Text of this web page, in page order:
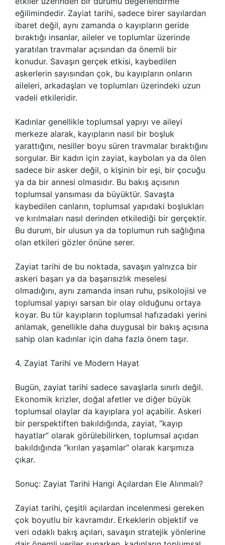
eğilimindedir. Zayiat tarihi, sadece birer sayılardan
ibaret değil, aynı zamanda o kayıpların geride
bıraktığı insanlar, aileler ve toplumlar üzerinde
yaratılan travmalar açısından da önemli bir
konudur. Savaşın gerçek etkisi, kaybedilen
askerlerin sayısından çok, bu kayıpların onların
aileleri, arkadaşları ve toplumları üzerindeki uzun
vadeli etkileridir.
Kadınlar genellikle toplumsal yapıyı ve aileyi
merkeze alarak, kayıpların nasıl bir boşluk
yarattığını, nesiller boyu süren travmalar bıraktığını
sorgular. Bir kadın için zayiat, kaybolan ya da ölen
sadece bir asker değil, o kişinin bir eşi, bir çocuğu
ya da bir annesi olmasıdır. Bu bakış açısının
toplumsal yansıması da büyüktür. Savaşta
kaybedilen canların, toplumsal yapıdaki boşlukları
ve kırılmaları nasıl derinden etkilediği bir gerçektir.
Bu durum, bir ulusun ya da toplumun ruh sağlığına
olan etkileri gözler önüne serer.
Zayiat tarihi de bu noktada, savaşın yalnızca bir
askeri başarı ya da başarısızlık meselesi
olmadığını, aynı zamanda insan ruhu, psikolojisi ve
toplumsal yapıyı sarsan bir olay olduğunu ortaya
koyar. Bu tür kayıpların toplumsal hafızadaki yerini
anlamak, genellikle daha duygusal bir bakış açısına
sahip olan kadınlar için daha fazla önem taşır.
4. Zayiat Tarihi ve Modern Hayat
Bugün, zayiat tarihi sadece savaşlarla sınırlı değil.
Ekonomik krizler, doğal afetler ve diğer büyük
toplumsal olaylar da kayıplara yol açabilir. Askeri
bir perspektiften bakıldığında, zayiat, “kayıp
hayatlar” olarak görülebilirken, toplumsal açıdan
bakıldığında “kırılan yaşamlar” olarak karşımıza
çıkar.
Sonuç: Zayiat Tarihi Hangi Açılardan Ele Alınmalı?
Zayiat tarihi, çeşitli açılardan incelenmesi gereken
çok boyutlu bir kavramdır. Erkeklerin objektif ve
veri odaklı bakış açıları, savaşın stratejik yönlerine